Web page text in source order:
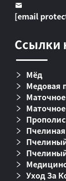
[email
Ссылки
Мёд
Медовая
Прополис
Уход За